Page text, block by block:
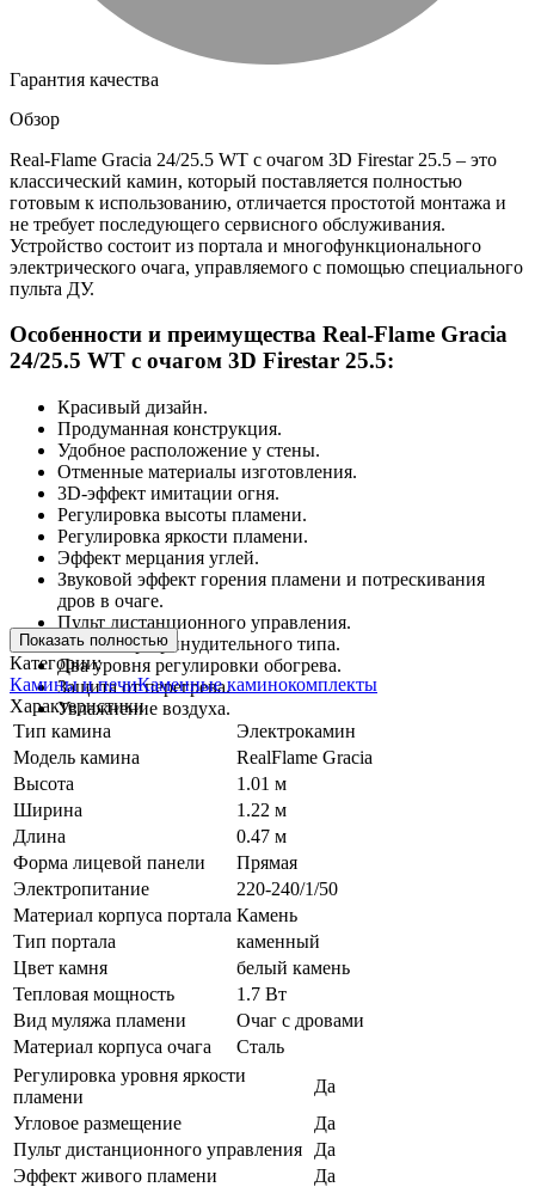
Гарантия качества
Обзор
Real-Flame Gracia 24/25.5 WT с очагом 3D Firestar 25.5 – это
классический камин, который поставляется полностью
готовым к использованию, отличается простотой монтажа и
не требует последующего сервисного обслуживания.
Устройство состоит из портала и многофункционального
электрического очага, управляемого с помощью специального
пульта ДУ.
Особенности и преимущества Real-Flame Gracia
24/25.5 WT с очагом 3D Firestar 25.5:
Красивый дизайн.
Продуманная конструкция.
Удобное расположение у стены.
Отменные материалы изготовления.
3D-эффект имитации огня.
Регулировка высоты пламени.
Регулировка яркости пламени.
Эффект мерцания углей.
Звуковой эффект горения пламени и потрескивания
дров в очаге.
Пульт дистанционного управления.
Конвектор принудительного типа.
Два уровня регулировки обогрева.
Защита от перегрева.
Увлажнение воздуха.
Показать полностью
Категории:
Камины и печиКаменные каминокомплекты
Характеристики
Тип камина
Электрокамин
Модель камина
RealFlame Gracia
Высота
1.01 м
Ширина
1.22 м
Длина
0.47 м
Форма лицевой панели
Прямая
Электропитание
220-240/1/50
Материал корпуса портала Камень
Тип портала
каменный
Цвет камня
белый камень
Тепловая мощность
1.7 Вт
Вид муляжа пламени
Очаг с дровами
Материал корпуса очага
Сталь
Регулировка уровня яркости
пламени
Да
Угловое размещение
Да
Пульт дистанционного управления
Да
Эффект живого пламени
Да